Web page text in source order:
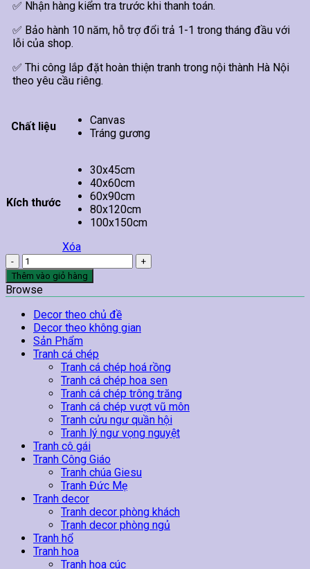
✅ Nhận hàng kiểm tra trước khi thanh toán.
✅ Bảo hành 10 năm, hỗ trợ đổi trả 1-1 trong tháng đầu với
lỗi của shop.
✅ Thi công lắp đặt hoàn thiện tranh trong nội thành Hà Nội
theo yêu cầu riêng.
Chất liệu
Canvas
Tráng gương
Kích thước
30x45cm
40x60cm
60x90cm
80x120cm
100x150cm
Xóa
Tranh
Treo
Tường
Phật
Quan
Âm
17
số
lượng
Thêm vào giỏ hàng
Browse
Decor theo chủ đề
Decor theo không gian
Sản Phẩm
Tranh cá chép
Tranh cá chép hoá rồng
Tranh cá chép hoa sen
Tranh cá chép trông trăng
Tranh cá chép vượt vũ môn
Tranh cửu ngư quần hội
Tranh lý ngư vọng nguyệt
Tranh cô gái
Tranh Công Giáo
Tranh chúa Giesu
Tranh Đức Mẹ
Tranh decor
Tranh decor phòng khách
Tranh decor phòng ngủ
Tranh hổ
Tranh hoa
Tranh hoa cúc